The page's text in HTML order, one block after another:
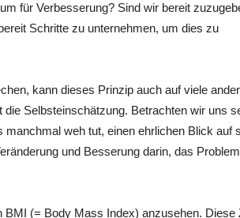
für Verbesserung? Sind wir bereit
Schritte zu unternehmen, um dies zu
kann dieses Prinzip auch auf viele
Selbsteinschätzung. Betrachten wir uns
weh tut, einen ehrlichen Blick auf
und Besserung darin, das
(= Body Mass Index) anzusehen. Diese